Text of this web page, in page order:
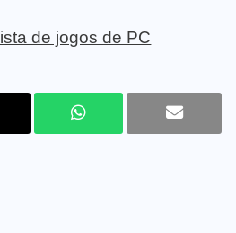
lista de jogos de PC